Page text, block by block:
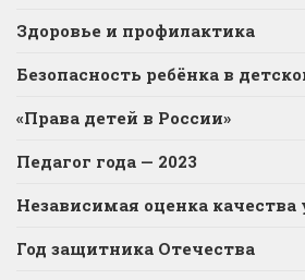
Здоровье и профилактика
Безопасность ребёнка в
«Права детей в России»
Педагог года — 2023
Независимая оценка качества
Год защитника Отечества